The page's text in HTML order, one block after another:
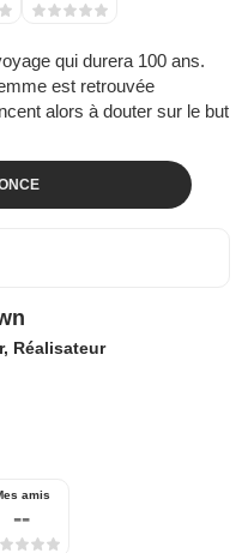
qui durera 100 ans.
est retrouvée
alors à douter sur le but
Réalisateur
amis
--